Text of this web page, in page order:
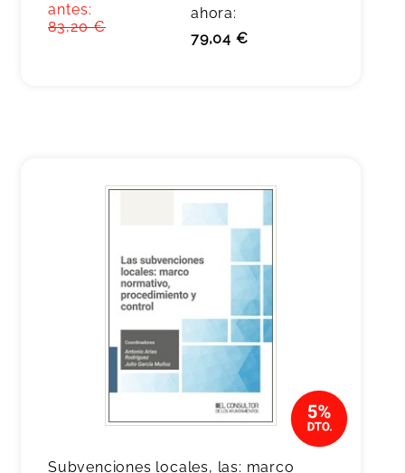
antes:
83,20 €
ahora:
79,04 €
Subvenciones locales, las: marco